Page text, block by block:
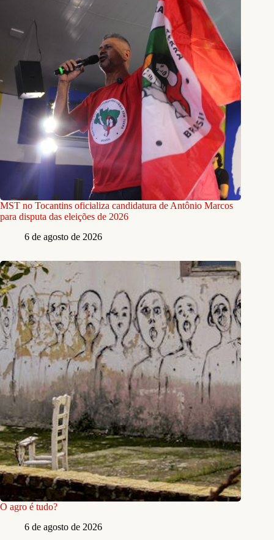
MST no Tocantins oficializa candidatura de Antônio Marcos
para disputa das eleições de 2026
6 de agosto de 2026
O agro é tudo?
6 de agosto de 2026